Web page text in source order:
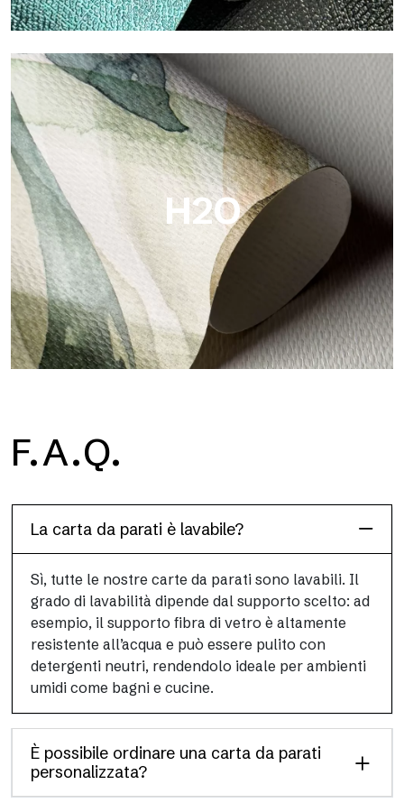
Metal
Metal è la carta da parati metallizzata di Tecnografica, con
riflessi metallici unici che valorizzano oro, argento, rame e
colori saturi.
H2O
H2O è la carta da parati per bagno in fibra di vetro
impermeabile, ideale per box doccia e ambienti umidi, con alta
F.A.Q.
La carta da parati è lavabile?
Sì, tutte le nostre carte da parati sono lavabili. Il
grado di lavabilità dipende dal supporto scelto: ad
esempio, il supporto fibra di vetro è altamente
resistente all’acqua e può essere pulito con
detergenti neutri, rendendolo ideale per ambienti
umidi come bagni e cucine.
È possibile ordinare una carta da parati
personalizzata?